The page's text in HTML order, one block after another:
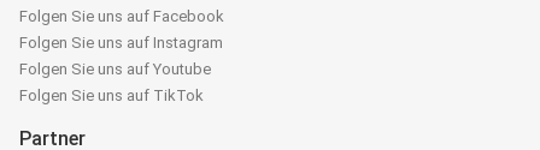
Folgen Sie uns auf Facebook
Folgen Sie uns auf Instagram
Folgen Sie uns auf Youtube
Folgen Sie uns auf TikTok
Partner